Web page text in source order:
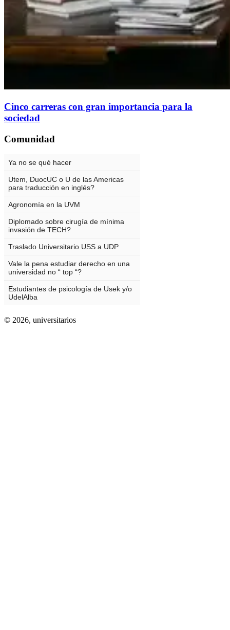
Cinco carreras con gran importancia para la
sociedad
Comunidad
© 2026, universitarios